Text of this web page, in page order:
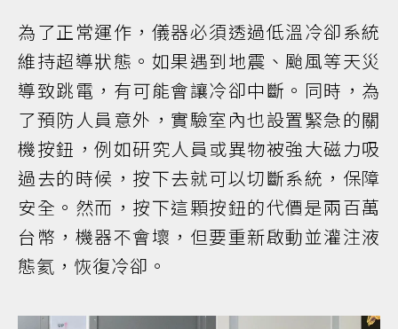
為了正常運作，儀器必須透過低溫冷卻系統
維持超導狀態。如果遇到地震、颱風等天災
導致跳電，有可能會讓冷卻中斷。同時，為
了預防人員意外，實驗室內也設置緊急的關
機按鈕，例如研究人員或異物被強大磁力吸
過去的時候，按下去就可以切斷系統，保障
安全。然而，按下這顆按鈕的代價是兩百萬
台幣，機器不會壞，但要重新啟動並灌注液
態氦，恢復冷卻。